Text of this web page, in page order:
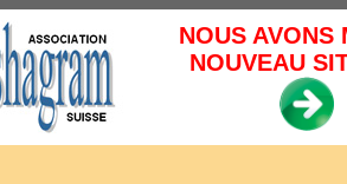
NOUS AVONS
NOUVEAU